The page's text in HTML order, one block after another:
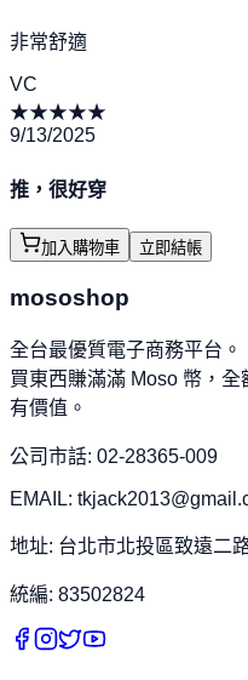
非常舒適
VC
★★★★★
9/13/2025
推，很好穿
加入購物車 立即結帳
mososhop
全台最優質電子商務平台。
買東西賺滿滿 Moso 幣，
有價值。
公司市話: 02-28365-009
EMAIL:
地址: 台北市北投區致遠二
統編: 83502824